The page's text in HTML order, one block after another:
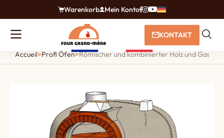
Warenkorb Mein Konto
KONTAKT
Accueil>Profi Öfen>Römischer und kombinierter Holz und